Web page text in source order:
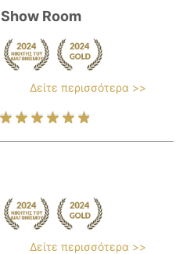
Room
Δείτε περισσότερα >>
Δείτε περισσότερα >>